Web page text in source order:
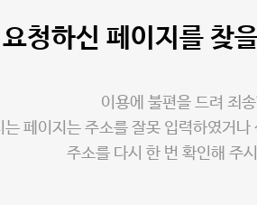
요청하신 페이지를 찾
이용에 불편을 드려 죄
는 페이지는 주소를 잘못 입력하였거나
주소를 다시 한 번 확인해 주